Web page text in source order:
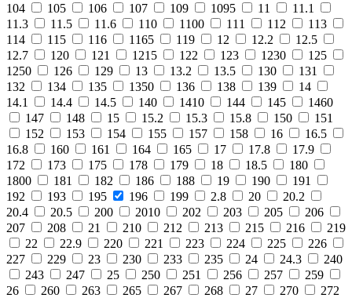
104
105 106 107 109 1095 11
11.1
11.3
11.5 11.6 110 1100 111 112
113
114
115 116 1165 119 12 12.2
12.5
12.7
120 121 1215 122 123 1230
125
1250
126 129 13 13.2 13.5 130
131
132
134 135 1350 136 138 139
14
14.1
14.4 14.5 140 1410 144 145
1460
147
148 15 15.2 15.3 15.8 150
151
152
153 154 155 157 158 16
16.5
16.8
160 161 164 165 17 17.8
17.9
172
173 175 178 179 18 18.5
180
1800
181 182 186 188 19 190
191
192
193 195 196 199 2.8 20
20.2
20.4
20.5 200 2010 202 203 205
206
207
208 21 210 212 213 215 216
219
22
22.9 220 221 223 224 225
226
227
229 23 230 233 235 24 24.3
240
243
247 25 250 251 256 257
259
26
260 263 265 267 268 27 270
272